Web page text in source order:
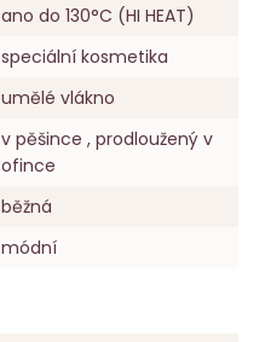
ano do 130°C (HI HEAT)
speciální kosmetika
umělé vlákno
v pěšince , prodloužený v
ofince
běžná
módní